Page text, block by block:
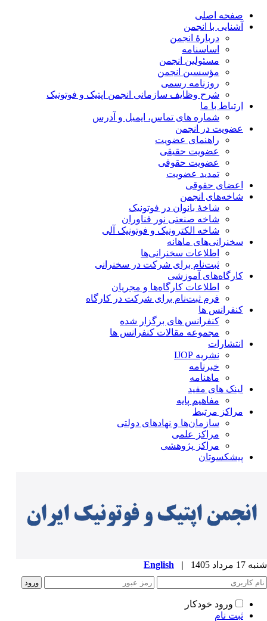
صفحه اصلی
آشنایی با انجمن
دربارۀ انجمن
اساسنامه
مسئولین انجمن
مؤسسین انجمن
روزنامه رسمی
شرح وظایف سازمانی انجمن اپتیک و فوتونیک
ارتباط با ما
شماره های تماس، ایمیل و آدرس
عضویت در انجمن
راهنمای عضویت
عضویت حقیقی
عضویت حقوقی
تمدید عضویت
اعضای حقوقی
شاخه‌های انجمن
شاخۀ بانوان در فوتونیک
شاخه صنعتی نور فناوران
شاخه‌ الکترونیک و فوتونیک آلی
سخنرانی‌های ماهانه
اطلاعات سخنرانی‌‌ها
ثبت‌نام برای شرکت در سخنرانی
کارگاه‌های آموزشی
اطلاعات کارگاه‌ها و مجریان
فرم ثبت‌نام برای شرکت در کارگاه
کنفرانس ها
کنفرانس های برگزار شده
مجموعه مقالات کنفرانس ها
انتشارات
نشریه IJOP
خبرنامه
ماهنامه
لینک های مفید
مفاهیم پایه
مراکز مرتبط
سازمان‌ها و نهادهای دولتی
مراکز علمی
مراکز پژوهشی
پیشکسوتان
مرداد 1405 |
English
ورود خودکار
ثبت نام